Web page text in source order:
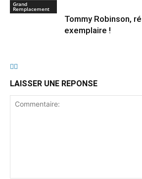
Grand
Remplacement
Tommy Robinson,
exemplaire !
LAISSER UNE REPONSE